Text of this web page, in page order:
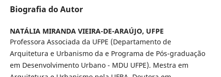
Biografia do Autor
NATÁLIA MIRANDA VIEIRA-DE-ARAÚJO, UFPE
Professora Associada da UFPE (Departamento de
Arquitetura e Urbanismo da e Programa de Pós-graduação
em Desenvolvimento Urbano - MDU UFPE). Mestra em